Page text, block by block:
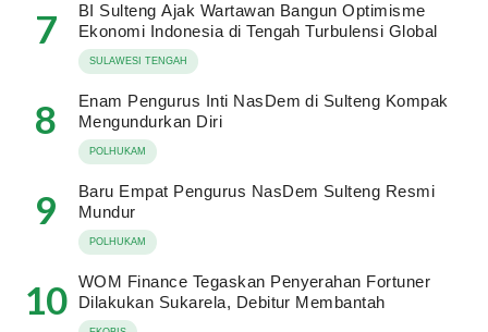
7
BI Sulteng Ajak Wartawan Bangun Optimisme
Ekonomi Indonesia di Tengah Turbulensi Global
SULAWESI TENGAH
8
Enam Pengurus Inti NasDem di Sulteng Kompak
Mengundurkan Diri
POLHUKAM
9
Baru Empat Pengurus NasDem Sulteng Resmi
Mundur
POLHUKAM
10 WOM Finance Tegaskan Penyerahan Fortuner
Dilakukan Sukarela, Debitur Membantah